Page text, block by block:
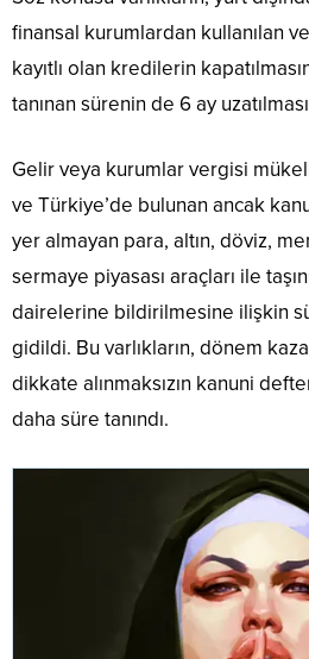
finansal kurumlardan kullanılan
kayıtlı olan kredilerin
tanınan sürenin de 6 ay
Gelir veya kurumlar vergisi
ve Türkiye’de bulunan ancak
yer almayan para, altın, döviz,
sermaye piyasası araçları ile
dairelerine bildirilmesine ilişkin
gidildi. Bu varlıkların, dönem
dikkate alınmaksızın kanuni
daha süre tanındı.